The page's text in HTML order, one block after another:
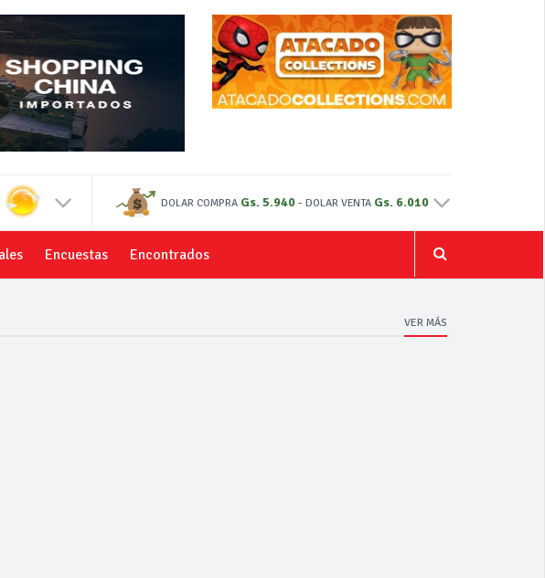
DOLAR COMPRA Gs. 5.940 - DOLAR VENTA Gs. 6.010
Encuestas Encontrados
VER MÁS